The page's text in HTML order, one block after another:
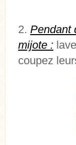
Pendant
mijote :
coupez